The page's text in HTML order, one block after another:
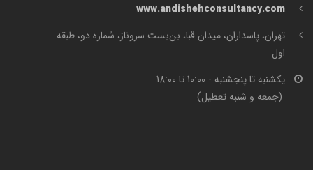
www.andishehconsultancy.com
تهران، پاسداران، میدان قبا، بن‌بست سروناز، شماره دو، طبقه
اول
یکشنبه تا پنجشنبه - 10:00 تا 18:00
(جمعه و شنبه تعطیل)